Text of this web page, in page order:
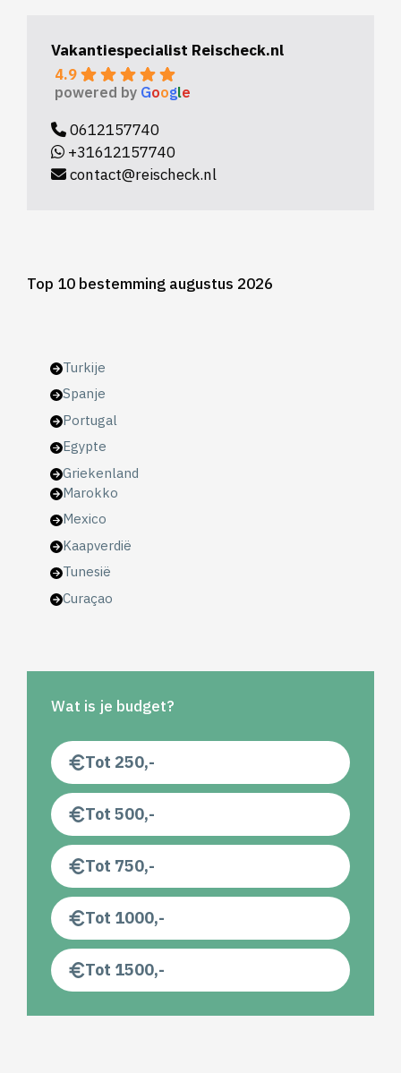
Vakantiespecialist Reischeck.nl
4.9
powered by Google
0612157740
+31612157740
contact@reischeck.nl
Top 10 bestemming augustus 2026
Turkije
Spanje
Portugal
Egypte
Griekenland
Marokko
Mexico
Kaapverdië
Tunesië
Curaçao
Wat is je budget?
Tot 250,-
Tot 500,-
Tot 750,-
Tot 1000,-
Tot 1500,-